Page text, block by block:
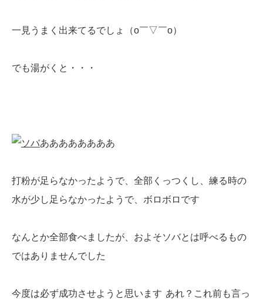
一見うまく出来てるでしょ（o￣▽￣o）
でも湯がくと・・・
ああああああああ
打粉が足らなかったようで、全部くっつくし、練る時の
水が少し足らなかったようで、ボロボロです
なんとか全部食べましたが、およそソバとは呼べるもの
ではありませんでした
今度は必ず成功させようと思います あれ？これ前も言っ